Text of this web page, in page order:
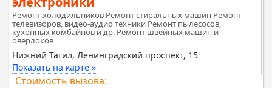
Ремонт холодильников Ремонт стиральных машин Ремонт
телевизоров, видео-аудио техники Ремонт пылесосов,
кухонных комбайнов и др. Ремонт швейных машин и
оверлоков
Нижний Тагил, Ленинградский проспект, 15
Показать на карте »
Стоимость вызова: